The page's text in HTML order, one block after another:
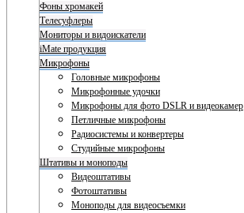
Фоны хромакей
Телесуфлеры
Мониторы и видоискатели
iMate продукция
Микрофоны
Головные микрофоны
Микрофонные удочки
Микрофоны для фото DSLR и видеокамер
Петличные микрофоны
Радиосистемы и конвертеры
Студийные микрофоны
Штативы и моноподы
Видеоштативы
Фотоштативы
Моноподы для видеосъемки